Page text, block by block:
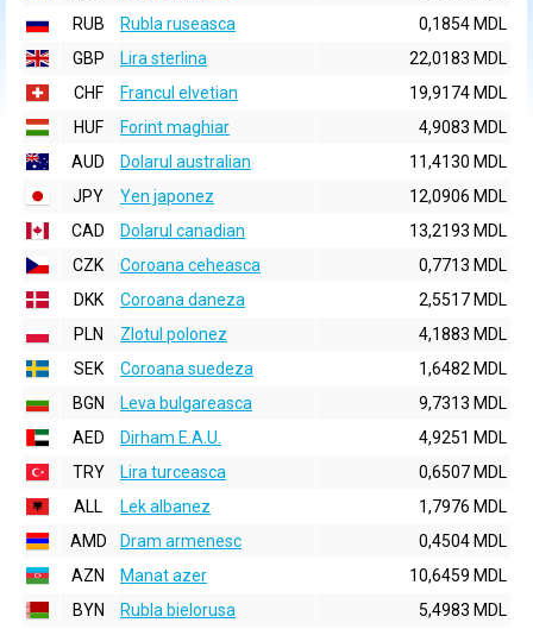
RUB
Rubla ruseasca
0,1854 MDL
GBP
Lira sterlina
22,0183 MDL
CHF
Francul elvetian
19,9174 MDL
HUF
Forint maghiar
4,9083 MDL
AUD
Dolarul australian
11,4130 MDL
JPY
Yen japonez
12,0906 MDL
CAD
Dolarul canadian
13,2193 MDL
CZK
Coroana ceheasca
0,7713 MDL
DKK
Coroana daneza
2,5517 MDL
PLN
Zlotul polonez
4,1883 MDL
SEK
Coroana suedeza
1,6482 MDL
BGN
Leva bulgareasca
9,7313 MDL
AED
Dirham E.A.U.
4,9251 MDL
TRY
Lira turceasca
0,6507 MDL
ALL
Lek albanez
1,7976 MDL
AMD
Dram armenesc
0,4504 MDL
AZN
Manat azer
10,6459 MDL
BYN
Rubla bielorusa
5,4983 MDL